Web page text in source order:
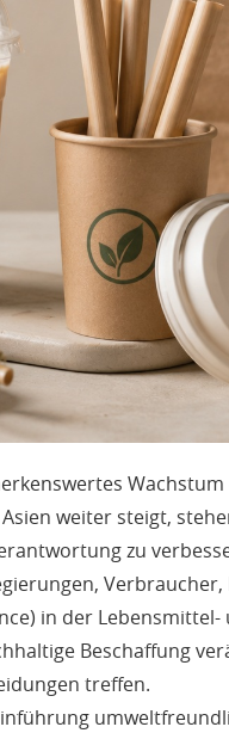
weiter steigt,
zu
in der
Beschaffung
treffen.